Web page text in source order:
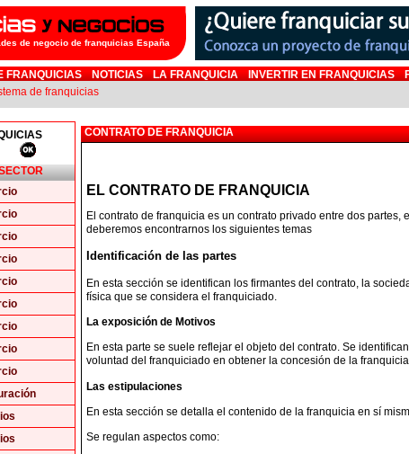
de negocio de franquicias España
FRANQUICIAS NOTICIAS LA FRANQUICIA INVERTIR EN FRANQUICIAS
de franquicias
CONTRATO DE FRANQUICIA
EL CONTRATO DE FRANQUICIA
El contrato de franquicia es un contrato privado entre dos
deberemos encontrarnos los siguientes temas
Identificación de las partes
En esta sección se identifican los firmantes del contrato, la
física que se considera el franquiciado.
La exposición de Motivos
En esta parte se suele reflejar el objeto del contrato. Se
voluntad del franquiciado en obtener la concesión de la
Las estipulaciones
En esta sección se detalla el contenido de la franquicia en sí
Se regulan aspectos como: